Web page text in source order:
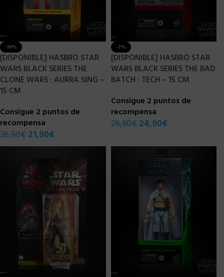
-19%
[DISPONIBLE] HASBRO STAR
WARS BLACK SERIES THE
CLONE WARS : AURRA SING –
15 CM
Consigue 2 puntos de
recompensa
26,90€ 21,90€
-7%
[DISPONIBLE] HASBRO STAR
WARS BLACK SERIES THE BAD
BATCH : TECH – 15 CM
Consigue 2 puntos de
recompensa
26,90€ 24,90€